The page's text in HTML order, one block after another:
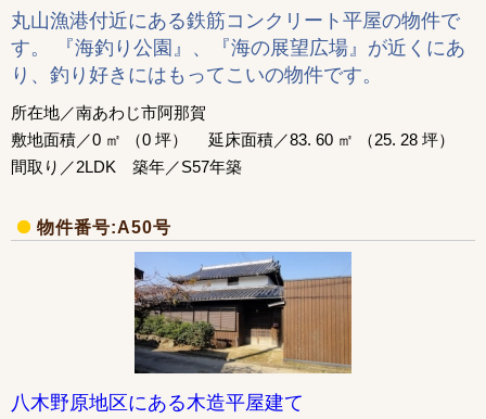
丸山漁港付近にある鉄筋コンクリート平屋の物件で
す。 『海釣り公園』、『海の展望広場』が近くにあ
り、釣り好きにはもってこいの物件です。
所在地／南あわじ市阿那賀
敷地面積／0 ㎡ （0 坪） 延床面積／83. 60 ㎡ （25. 28 坪）
間取り／2LDK 築年／S57年築
物件番号:A50号
八木野原地区にある木造平屋建て